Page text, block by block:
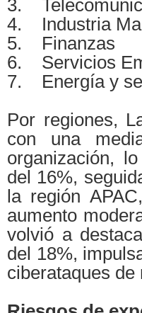
3.
4. Industria
5. Finanzas
6. Servicios
7. Energía y
Por regiones,
con una
organización,
del 16%,
la región
aumento
volvió a
del 18%,
ciberataques de